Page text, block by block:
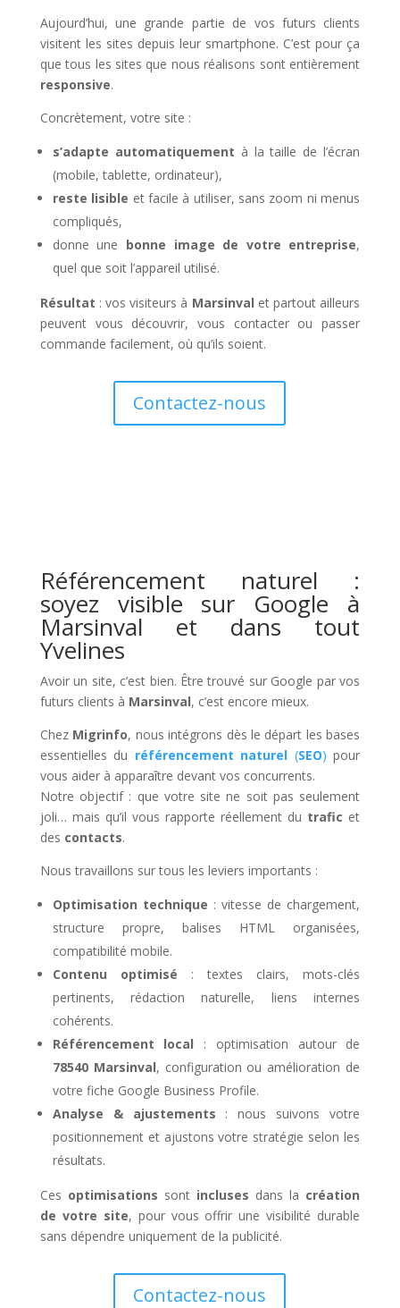
Aujourd’hui, une grande partie de vos futurs clients
visitent les sites depuis leur smartphone. C’est pour ça
que tous les sites que nous réalisons sont entièrement
responsive.
Concrètement, votre site :
s’adapte automatiquement à la taille de l’écran
(mobile, tablette, ordinateur),
reste lisible et facile à utiliser, sans zoom ni menus
compliqués,
donne une bonne image de votre entreprise,
quel que soit l’appareil utilisé.
Résultat : vos visiteurs à Marsinval et partout ailleurs
peuvent vous découvrir, vous contacter ou passer
commande facilement, où qu’ils soient.
Contactez-nous
Référencement naturel :
soyez visible sur Google à
Marsinval et dans tout
Yvelines
Avoir un site, c’est bien. Être trouvé sur Google par vos
futurs clients à Marsinval, c’est encore mieux.
Chez Migrinfo, nous intégrons dès le départ les bases
essentielles du référencement naturel (SEO) pour
vous aider à apparaître devant vos concurrents.
Notre objectif : que votre site ne soit pas seulement
joli… mais qu’il vous rapporte réellement du trafic et
des contacts.
Nous travaillons sur tous les leviers importants :
Optimisation technique : vitesse de chargement,
structure propre, balises HTML organisées,
compatibilité mobile.
Contenu optimisé : textes clairs, mots-clés
pertinents, rédaction naturelle, liens internes
cohérents.
Référencement local : optimisation autour de
78540 Marsinval, configuration ou amélioration de
votre fiche Google Business Profile.
Analyse & ajustements : nous suivons votre
positionnement et ajustons votre stratégie selon les
résultats.
Ces optimisations sont incluses dans la création
de votre site, pour vous offrir une visibilité durable
sans dépendre uniquement de la publicité.
Contactez-nous